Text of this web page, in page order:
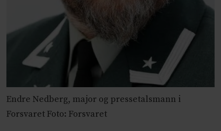
Endre Nedberg, major og pressetalsmann i
Forsvaret Foto: Forsvaret